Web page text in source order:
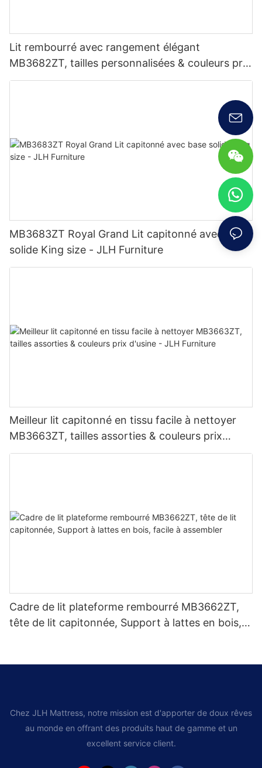
Lit rembourré avec rangement élégant
MB3682ZT, tailles personnalisées & couleurs prix
usine - JLH Furniture
MB3683ZT Royal Grand Lit capitonné avec base
solide King size - JLH Furniture
Meilleur lit capitonné en tissu facile à nettoyer
MB3663ZT, tailles assorties & couleurs prix
d'usine - JLH Furniture
Cadre de lit plateforme rembourré MB3662ZT,
tête de lit capitonnée, Support à lattes en bois,
Chez JLH Mattress, notre mission est d'apporter de doux rêves
au monde en offrant des produits haut de gamme et un
excellent service client.